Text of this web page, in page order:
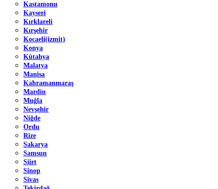
Kastamonu
Kayseri
Kırklareli
Kırşehir
Kocaeli(izmit)
Konya
Kütahya
Malatya
Manisa
Kahramanmaraş
Mardin
Muğla
Nevşehir
Niğde
Ordu
Rize
Sakarya
Samsun
Siirt
Sinop
Sivas